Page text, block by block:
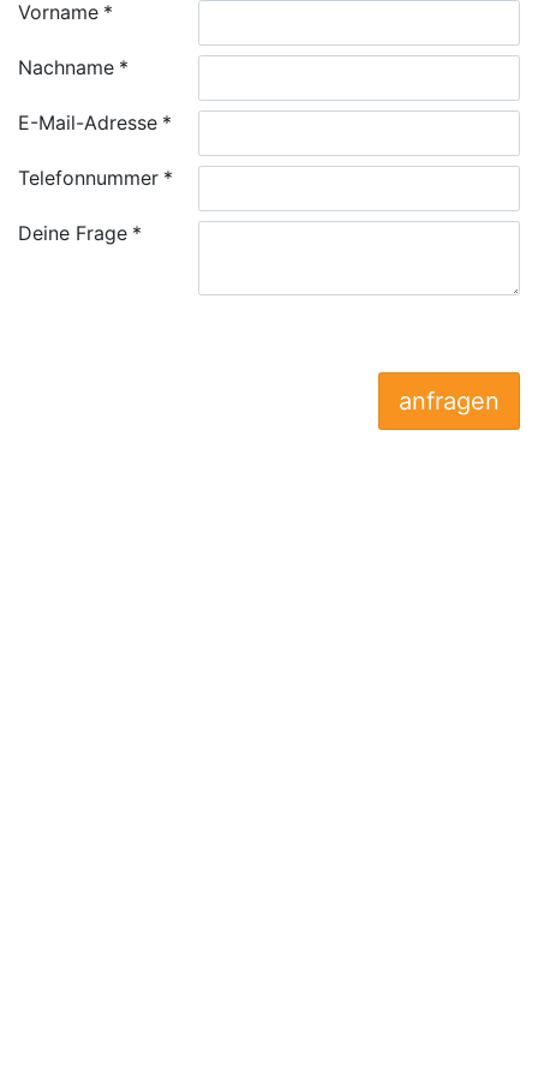
Vorname
Nachname
E-Mail-Adresse
Telefonnummer
Deine Frage
anfragen